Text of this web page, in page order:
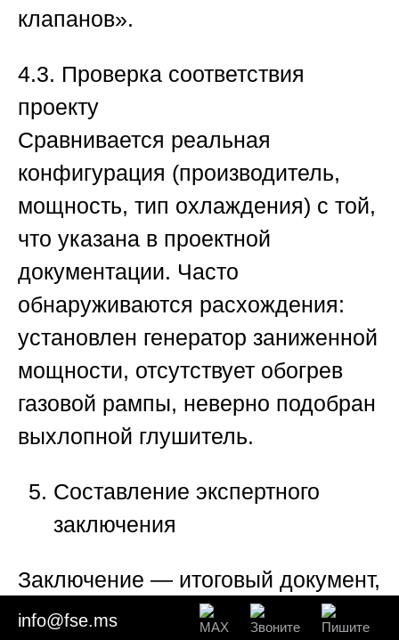
клапанов».
4.3. Проверка соответствия
проекту
Сравнивается реальная
конфигурация (производитель,
мощность, тип охлаждения) с той,
что указана в проектной
документации. Часто
обнаруживаются расхождения:
установлен генератор заниженной
мощности, отсутствует обогрев
газовой рампы, неверно подобран
выхлопной глушитель.
Составление экспертного
заключения
Заключение — итоговый документ,
имеющий юридическую силу. Его
info@fse.ms